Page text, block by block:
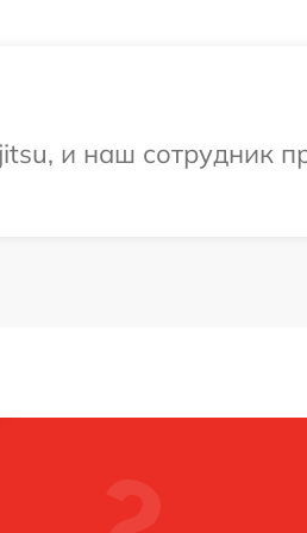
и наш сотрудник